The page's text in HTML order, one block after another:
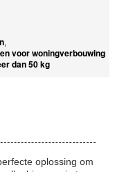
,
voor woningverbouwing
dan 50 kg
oplossing om